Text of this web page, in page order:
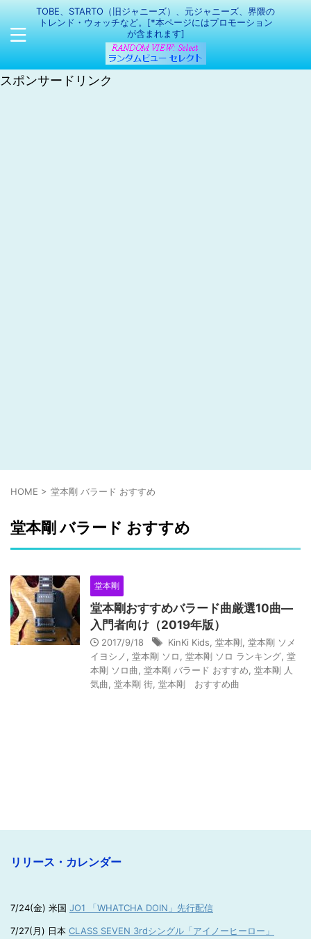
TOBE、STARTO（旧ジャニーズ）、元ジャニーズ、界隈の
トレンド・ウォッチなど。[*本ページにはプロモーション
が含まれます]
スポンサードリンク
HOME > 堂本剛 バラード おすすめ
堂本剛 バラード おすすめ
堂本剛
堂本剛おすすめバラード曲厳選10曲―
入門者向け（2019年版）
2017/9/18 KinKi Kids 堂本剛 堂本剛 ソメ
イヨシノ
堂本剛 ソロ 堂本剛 ソロ ランキング 堂
本剛 ソロ曲 堂本剛 バラード おすすめ 堂本剛 人
気曲 堂本剛 街 堂本剛 おすすめ曲
リリース・カレンダー
7/24(金) 米国 JO1 「WHATCHA DOIN」先行配信
7/27(月) 日本 CLASS SEVEN 3rdシングル「アイノーヒーロー」